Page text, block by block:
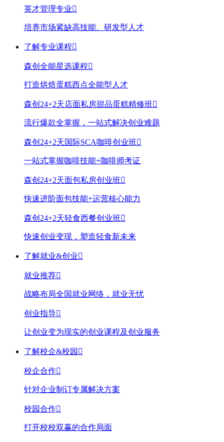
英才管理专业
培养市场紧缺高技能、研发型人才
了解专业课程
森创全能星选课程
打造烘焙蛋糕西点全能型人才
森创24+2天店面私房甜品蛋糕精修班
流行爆款全掌握，一站式解决创业难题
森创24+2天国际SCA咖啡创业班
一站式掌握咖啡技能+咖啡师考证
森创24+2天面包私房创业班
快速进阶面包技能+运营核心能力
森创24+2天轻食西餐创业班
快速创业变现，塑造轻食新未来
了解就业&创业
就业推荐
战略布局全国就业网络，就业无忧
创业指导
让创业变为现实的创业课程及创业服务
了解校企&校园 
校企合作
针对企业制订专属解决方案
校园合作
打开校校双赢的合作局面